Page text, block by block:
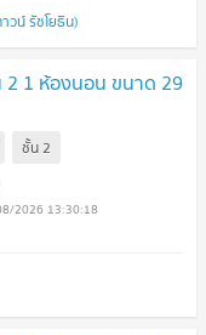
วน์ รัชโยธิน)
2 1 ห้องนอน ขนาด 29
ชั้น2
2026 13:30:18